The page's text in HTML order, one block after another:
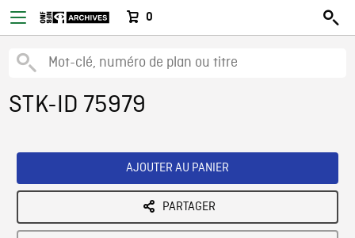
0
STK-ID 75979
AJOUTER AU PANIER
PARTAGER